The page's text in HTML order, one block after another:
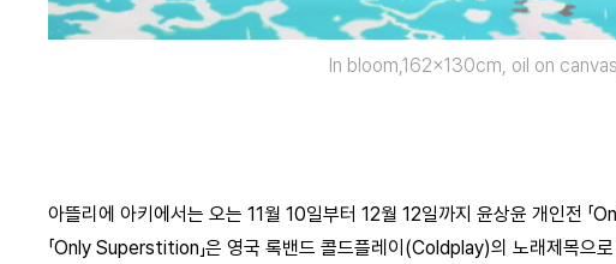
In bloom,162x130cm, oil on
아뜰리에 아키에서는 오는 11월 10일부터 12월 12일까지 윤상윤 개인전 「
「Only Superstition」은 영국 록밴드 콜드플레이(Coldplay)의 노래제목으